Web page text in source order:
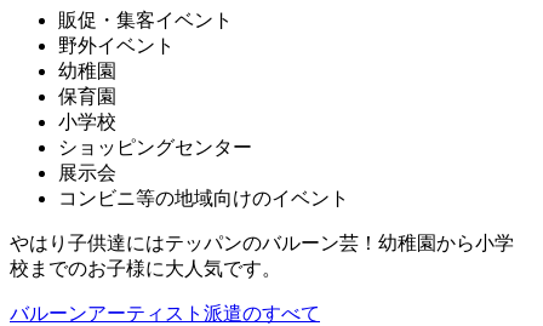
販促・集客イベント
野外イベント
幼稚園
保育園
小学校
ショッピングセンター
展示会
コンビニ等の地域向けのイベント
やはり子供達にはテッパンのバルーン芸！幼稚園から小学
校までのお子様に大人気です。
バルーンアーティスト派遣のすべて